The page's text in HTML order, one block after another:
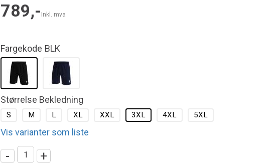
789,- Inkl. mva
Fargekode BLK
Størrelse Bekledning
S M L XL XXL 3XL 4XL 5XL
Vis varianter som liste
- +